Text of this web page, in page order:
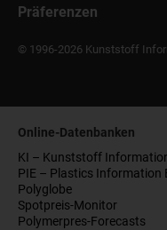
Präferenzen
© 1996-2026 Kunststoff
Online-Datenbanken
KI – Kunststoff
PIE – Plastics Information
Polyglobe
Spotpreis-Monitor
Polymerpres-Forecasts